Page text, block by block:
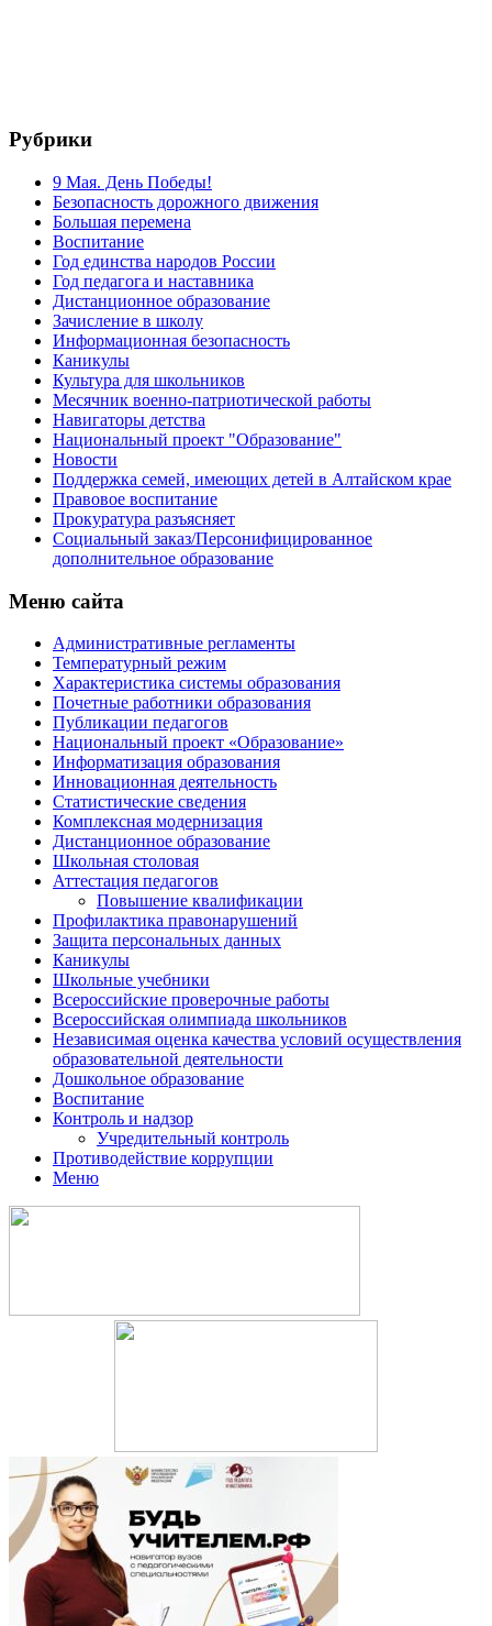
Рубрики
9 Мая. День Победы!
Безопасность дорожного движения
Большая перемена
Воспитание
Год единства народов России
Год педагога и наставника
Дистанционное образование
Зачисление в школу
Информационная безопасность
Каникулы
Культура для школьников
Месячник военно-патриотической работы
Навигаторы детства
Национальный проект "Образование"
Новости
Поддержка семей, имеющих детей в Алтайском крае
Правовое воспитание
Прокуратура разъясняет
Социальный заказ/Персонифицированное
дополнительное образование
Меню сайта
Административные регламенты
Температурный режим
Характеристика системы образования
Почетные работники образования
Публикации педагогов
Национальный проект «Образование»
Информатизация образования
Инновационная деятельность
Статистические сведения
Комплексная модернизация
Дистанционное образование
Школьная столовая
Аттестация педагогов
Повышение квалификации
Профилактика правонарушений
Защита персональных данных
Каникулы
Школьные учебники
Всероссийские проверочные работы
Всероссийская олимпиада школьников
Независимая оценка качества условий осуществления
образовательной деятельности
Дошкольное образование
Воспитание
Контроль и надзор
Учредительный контроль
Противодействие коррупции
Меню